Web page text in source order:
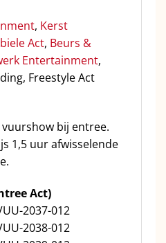
, Kerst
Act, Beurs &
Entertainment,
Freestyle Act
bij entree.
1,5 uur afwisselende
Act)
-2037-012
-2038-012